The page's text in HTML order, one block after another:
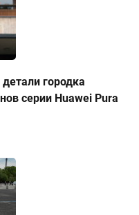
городка
серии Huawei Pura